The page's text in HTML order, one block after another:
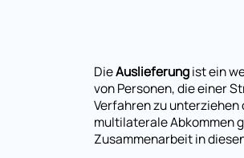
DieAuslieferungist ein
von Personen, die einer
Verfahren zu
multilaterale Abkommen
Zusammenarbeit in